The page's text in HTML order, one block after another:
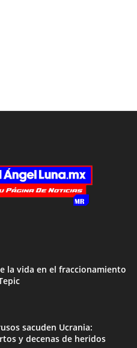
la vida en el fraccionamiento
sacuden Ucrania:
y decenas de heridos